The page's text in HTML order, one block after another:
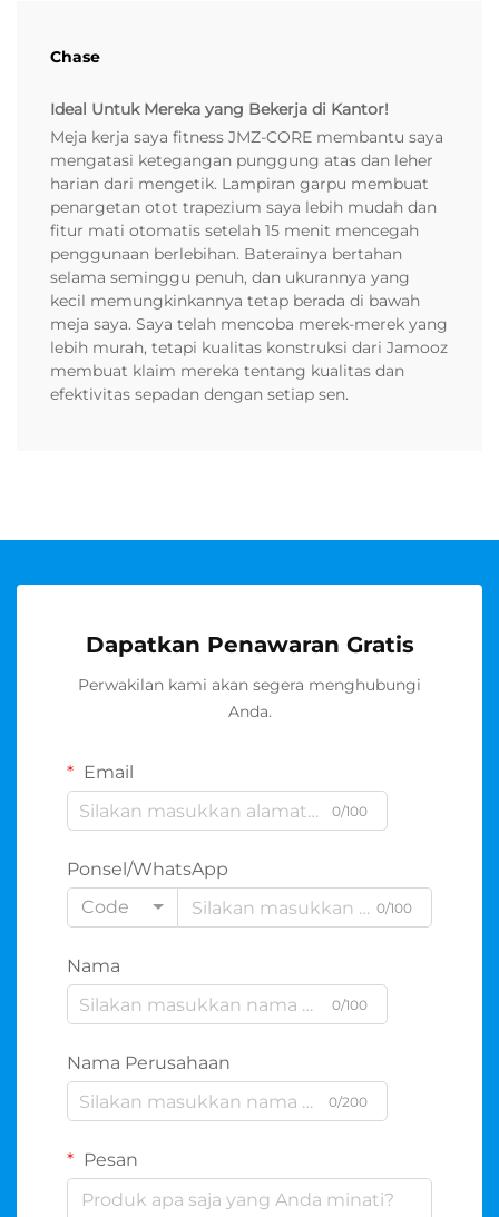
Chase
Ideal Untuk Mereka yang Bekerja di Kantor!
Meja kerja saya fitness JMZ-CORE membantu saya
mengatasi ketegangan punggung atas dan leher
harian dari mengetik. Lampiran garpu membuat
penargetan otot trapezium saya lebih mudah dan
fitur mati otomatis setelah 15 menit mencegah
penggunaan berlebihan. Baterainya bertahan
selama seminggu penuh, dan ukurannya yang
kecil memungkinkannya tetap berada di bawah
meja saya. Saya telah mencoba merek-merek yang
lebih murah, tetapi kualitas konstruksi dari Jamooz
membuat klaim mereka tentang kualitas dan
efektivitas sepadan dengan setiap sen.
Dapatkan Penawaran Gratis
Perwakilan kami akan segera menghubungi
Anda.
Email
0/100
Ponsel/WhatsApp
Code
0/100
Nama
0/100
Nama Perusahaan
0/200
Pesan